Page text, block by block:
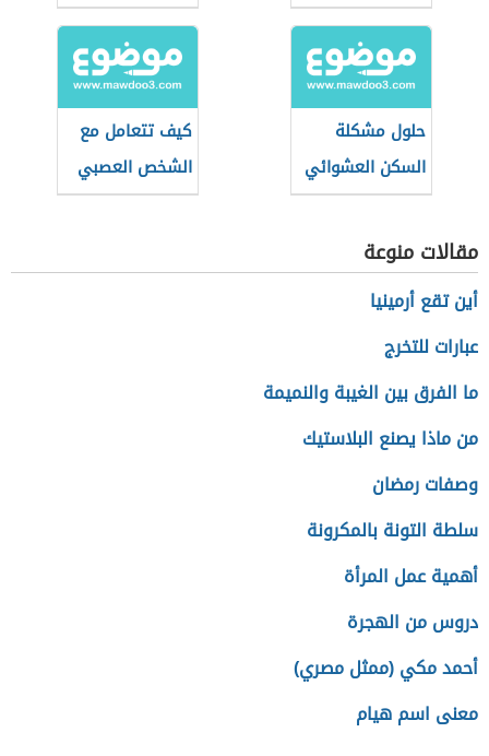
المجتمع العربي
الأفراد
حلول مشكلة
السكن العشوائي
كيف تتعامل مع
الشخص العصبي
في رمضان؟
مقالات منوعة
أين تقع أرمينيا
عبارات للتخرج
ما الفرق بين الغيبة والنميمة
من ماذا يصنع البلاستيك
وصفات رمضان
سلطة التونة بالمكرونة
أهمية عمل المرأة
دروس من الهجرة
أحمد مكي (ممثل مصري)
معنى اسم هيام